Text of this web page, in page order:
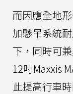
而因應全地
加懸吊系統
下，同時可
12吋Maxxis
此提高行車